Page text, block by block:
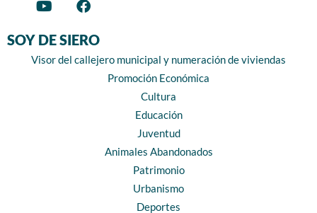
SOY DE SIERO
Visor del callejero municipal y numeración de viviendas
Promoción Económica
Cultura
Educación
Juventud
Animales Abandonados
Patrimonio
Urbanismo
Deportes